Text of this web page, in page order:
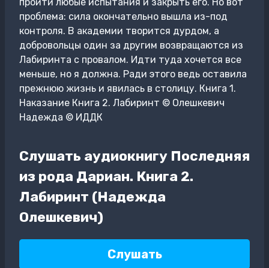
проблема: сила окончательно вышла из-под
контроля. В академии творится дурдом, а
добровольцы один за другим возвращаются из
Лабиринта с провалом. Идти туда хочется все
меньше, но я должна. Ради этого ведь оставила
прежнюю жизнь и явилась в столицу. Книга 1.
Наказание Книга 2. Лабиринт © Олешкевич
Надежда © ИДДК
Слушать аудиокнигу Последняя
из рода Дариан. Книга 2.
Лабиринт (Надежда
Олешкевич)
Слушать